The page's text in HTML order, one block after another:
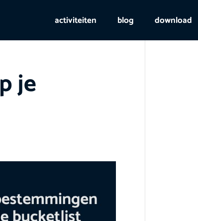
activiteiten blog download
je